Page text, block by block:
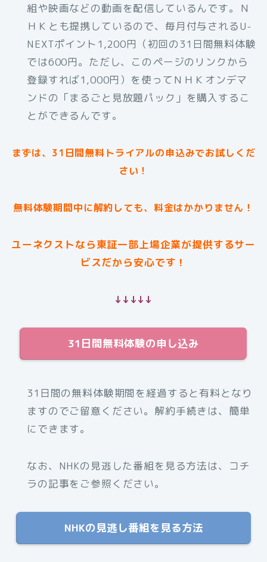
組や映画などの動画を配信しているんです。Ｎ
ＨＫとも提携しているので、毎月付与されるU-
NEXTポイント1,200円（初回の31日間無料体験
では600円。ただし、このページのリンクから
登録すれば1,000円）を使ってＮＨＫオンデマ
ンドの「まるごと見放題パック」を購入するこ
とができるんです。
まずは、31日間無料トライアルの申込みでお試しくだ
さい！
無料体験期間中に解約しても、料金はかかりません！
ユーネクストなら東証一部上場企業が提供するサー
ビスだから安心です！
↓↓↓↓↓
31日間無料体験の申し込み
31日間の無料体験期間を経過すると有料となり
ますのでご留意ください。解約手続きは、簡単
にできます。
なお、NHKの見逃した番組を見る方法は、コチ
ラの記事をご参照ください。
NHKの見逃し番組を見る方法